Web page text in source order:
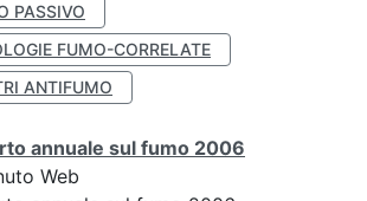
PASSIVO
FUMO-CORRELATE
ANTIFUMO
annuale sul fumo 2006
Web